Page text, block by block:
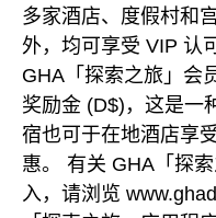
多家酒店、度假村和
外，均可享受 VIP 认
GHA「探索之旅」会
奖励金 (D$)，这是一
宿也可于在地酒店享
惠。 有关 GHA「探
入，请浏览